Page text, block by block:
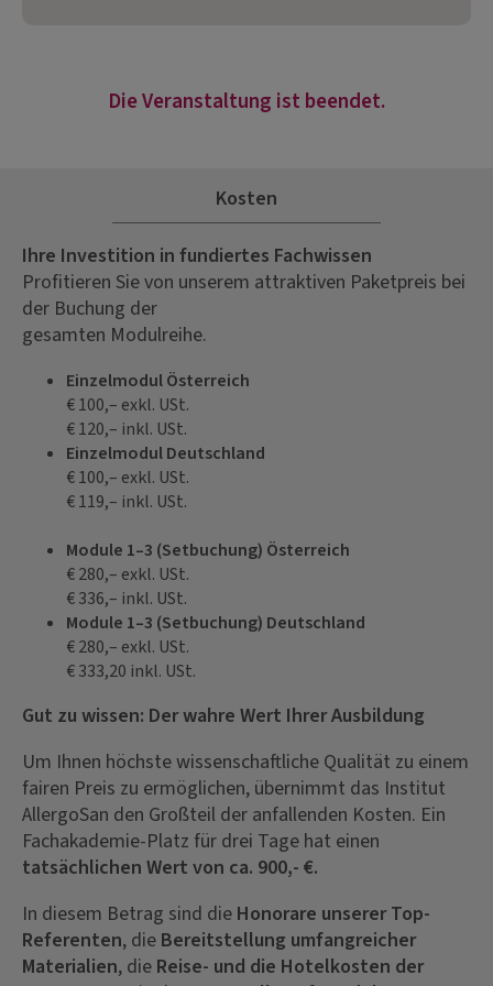
Die Veranstaltung ist beendet.
Kosten
Ihre Investition in fundiertes Fachwissen
Profitieren Sie von unserem attraktiven Paketpreis bei
der Buchung der
gesamten Modulreihe.
Einzelmodul Österreich
€ 100,– exkl. USt.
€ 120,– inkl. USt.
Einzelmodul Deutschland
€ 100,– exkl. USt.
€ 119,– inkl. USt.
Module 1–3 (Setbuchung) Österreich
€ 280,– exkl. USt.
€ 336,– inkl. USt.
Module 1–3 (Setbuchung) Deutschland
€ 280,– exkl. USt.
€ 333,20 inkl. USt.
Gut zu wissen: Der wahre Wert Ihrer Ausbildung
Um Ihnen höchste wissenschaftliche Qualität zu einem
fairen Preis zu ermöglichen, übernimmt das Institut
AllergoSan den Großteil der anfallenden Kosten. Ein
Fachakademie-Platz für drei Tage hat einen
tatsächlichen Wert von ca. 900,- €.
In diesem Betrag sind die Honorare unserer Top-
Referenten, die Bereitstellung umfangreicher
Materialien, die Reise- und die Hotelkosten der